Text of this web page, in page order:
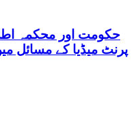
حکومت اور محکمہ
پرنٹ میڈیا کے مسائل